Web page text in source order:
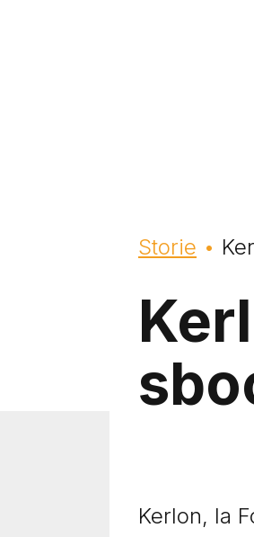
Briciole
Storie
Kerlon, la